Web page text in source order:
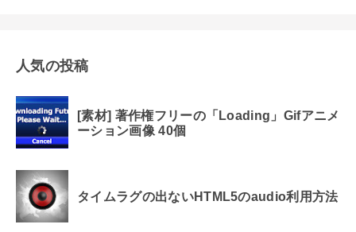
人気の投稿
[素材] 著作権フリーの「Loading」Gifアニメ
ーション画像 40個
タイムラグの出ないHTML5のaudio利用方法